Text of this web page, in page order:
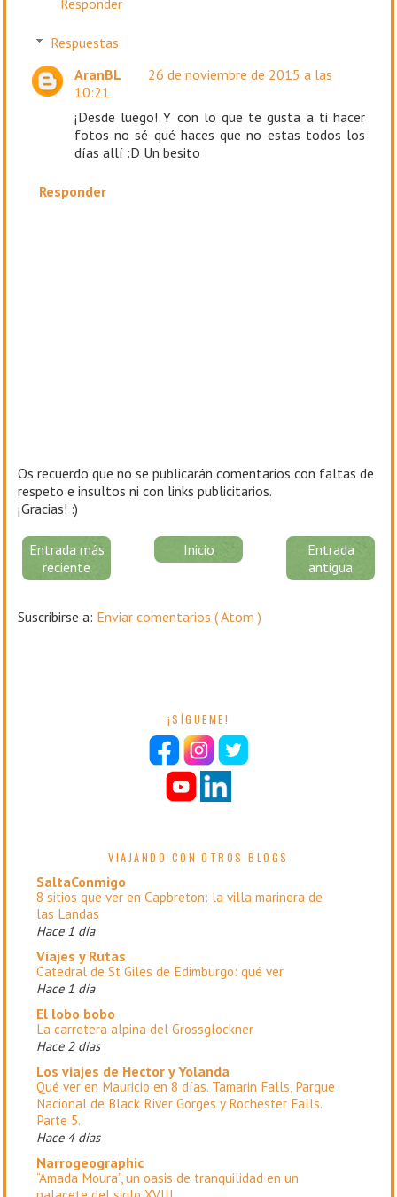
Respuestas
AranBL
26 de noviembre de 2015 a las
10:21
¡Desde luego! Y con lo que te gusta a ti hacer
fotos no sé qué haces que no estas todos los
días allí :D Un besito
Responder
Os recuerdo que no se publicarán comentarios con faltas de
respeto e insultos ni con links publicitarios.
¡Gracias! :)
Entrada más
reciente
Entrada
antigua
Inicio
Suscribirse a: Enviar comentarios ( Atom )
¡SÍGUEME!
VIAJANDO CON OTROS BLOGS
SaltaConmigo
8 sitios que ver en Capbreton: la villa marinera de
las Landas
Hace 1 día
Viajes y Rutas
Catedral de St Giles de Edimburgo: qué ver
Hace 1 día
El lobo bobo
La carretera alpina del Grossglockner
Hace 2 días
Los viajes de Hector y Yolanda
Qué ver en Mauricio en 8 días. Tamarin Falls, Parque
Nacional de Black River Gorges y Rochester Falls.
Parte 5.
Hace 4 días
Narrogeographic
“Amada Moura”, un oasis de tranquilidad en un